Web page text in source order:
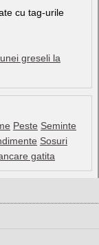
cu tag-urile
greseli la
Peste Seminte
Sosuri
gatita